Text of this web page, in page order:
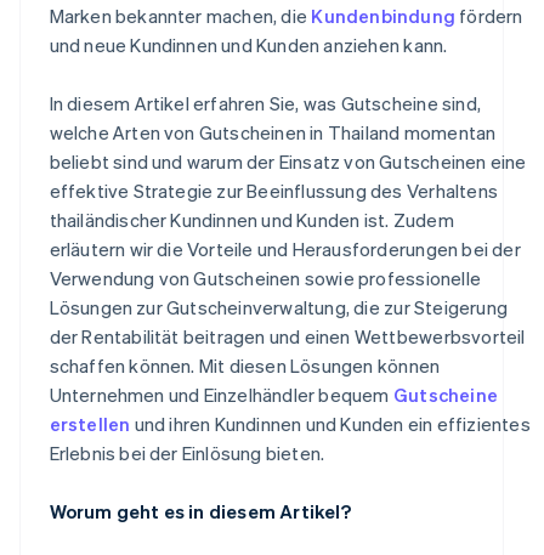
Marken bekannter machen, die Kundenbindung fördern
und neue Kundinnen und Kunden anziehen kann.
In diesem Artikel erfahren Sie, was Gutscheine sind,
welche Arten von Gutscheinen in Thailand momentan
beliebt sind und warum der Einsatz von Gutscheinen eine
effektive Strategie zur Beeinflussung des Verhaltens
thailändischer Kundinnen und Kunden ist. Zudem
erläutern wir die Vorteile und Herausforderungen bei der
Verwendung von Gutscheinen sowie professionelle
Lösungen zur Gutscheinverwaltung, die zur Steigerung
der Rentabilität beitragen und einen Wettbewerbsvorteil
schaffen können. Mit diesen Lösungen können
Unternehmen und Einzelhändler bequem Gutscheine
erstellen und ihren Kundinnen und Kunden ein effizientes
Erlebnis bei der Einlösung bieten.
Worum geht es in diesem Artikel?